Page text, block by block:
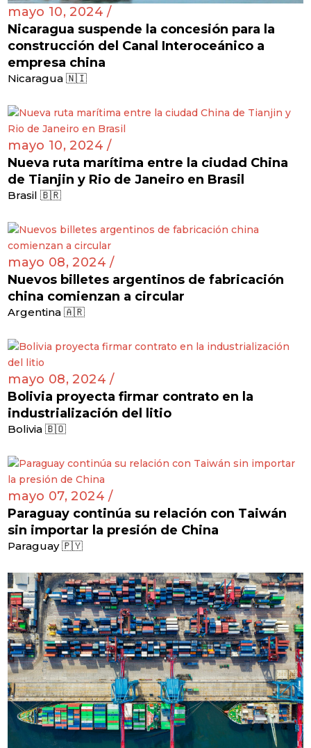
mayo 10, 2024 /
Nicaragua suspende la concesión para la
construcción del Canal Interoceánico a
empresa china
Nicaragua 🇳🇮
mayo 10, 2024 /
Nueva ruta marítima entre la ciudad China
de Tianjin y Rio de Janeiro en Brasil
Brasil 🇧🇷
mayo 08, 2024 /
Nuevos billetes argentinos de fabricación
china comienzan a circular
Argentina 🇦🇷
mayo 08, 2024 /
Bolivia proyecta firmar contrato en la
industrialización del litio
Bolivia 🇧🇴
mayo 07, 2024 /
Paraguay continúa su relación con Taiwán
sin importar la presión de China
Paraguay 🇵🇾